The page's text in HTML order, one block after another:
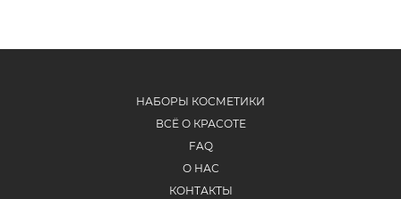
НАБОРЫ КОСМЕТИКИ
ВСЁ О КРАСОТЕ
FAQ
О НАС
КОНТАКТЫ